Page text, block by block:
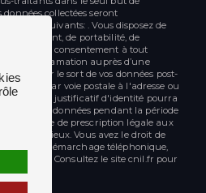
données collectées seront
suivants: . Vous disposez de
d’effacement, de portabilité, de
de votre consentement à tout
une réclamation auprès d’une
le sort de vos données post-
droits par voie postale à l'adresse ou
. Un justificatif d'identité pourra
vos données pendant la période
la durée de prescription légale aux
contentieux. Vous avez le droit de
au démarchage téléphonique,
. Consultez le site cnil.fr pour